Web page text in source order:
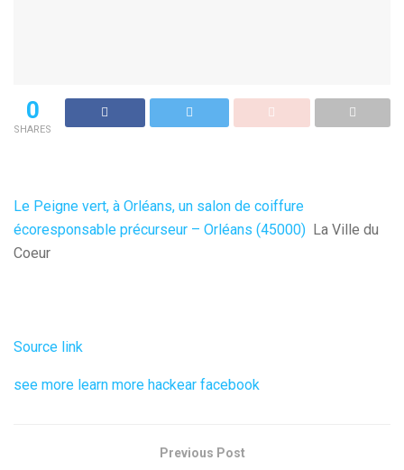
0
SHARES
Le Peigne vert, à Orléans, un salon de coiffure
écoresponsable précurseur – Orléans (45000) La Ville du
Coeur
Source link
see more learn more hackear facebook
Previous Post